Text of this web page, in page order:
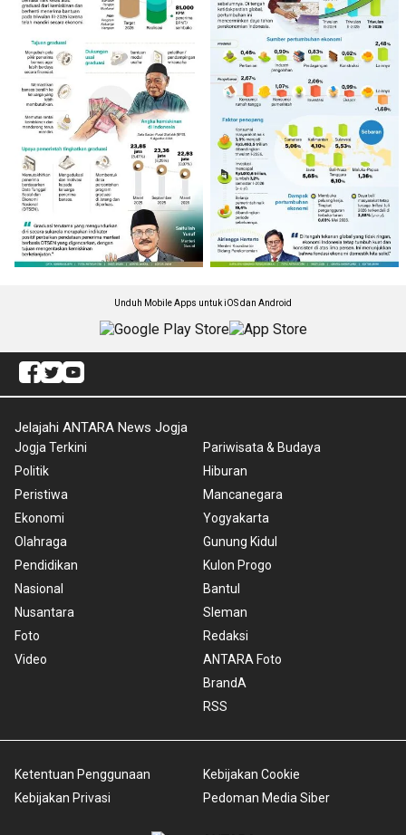
Unduh Mobile Apps untuk iOS dan Android
Jelajahi ANTARA News Jogja
Jogja Terkini
Politik
Peristiwa
Ekonomi
Olahraga
Pendidikan
Nasional
Nusantara
Foto
Video
Pariwisata & Budaya
Hiburan
Mancanegara
Yogyakarta
Gunung Kidul
Kulon Progo
Bantul
Sleman
Redaksi
ANTARA Foto
BrandA
RSS
Ketentuan Penggunaan
Kebijakan Privasi
Kebijakan Cookie
Pedoman Media Siber